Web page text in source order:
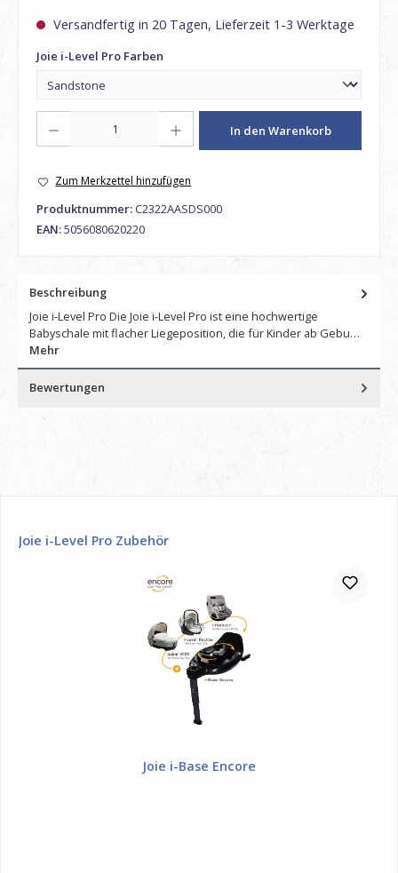
Versandfertig in 20 Tagen, Lieferzeit 1-3 Werktage
Joie i-Level Pro Farben
In den Warenkorb
Zum Merkzettel hinzufügen
Produktnummer: C2322AASDS000
EAN:5056080620220
Beschreibung
Joie i-Level Pro Die Joie i-Level Pro ist eine hochwertige
Babyschale mit flacher Liegeposition, die für Kinder ab Gebu…
Mehr
Bewertungen
Produktgalerie überspringen
Joie i-Level Pro Zubehör
Joie i-Base Encore